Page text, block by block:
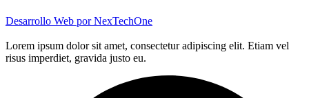
Desarrollo Web porNexTechOne
Lorem ipsum dolor sit amet, consectetur adipiscing elit. Etiam vel
risus imperdiet, gravida justo eu.